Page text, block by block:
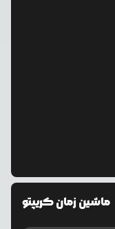
ماشین زمان کریپتو